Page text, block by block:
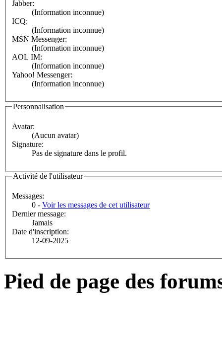
Jabber:
(Information inconnue)
ICQ:
(Information inconnue)
MSN Messenger:
(Information inconnue)
AOL IM:
(Information inconnue)
Yahoo! Messenger:
(Information inconnue)
Personnalisation
Avatar:
(Aucun avatar)
Signature:
Pas de signature dans le profil.
Activité de l'utilisateur
Messages:
0 - Voir les messages de cet utilisateur
Dernier message:
Jamais
Date d'inscription:
12-09-2025
Pied de page des